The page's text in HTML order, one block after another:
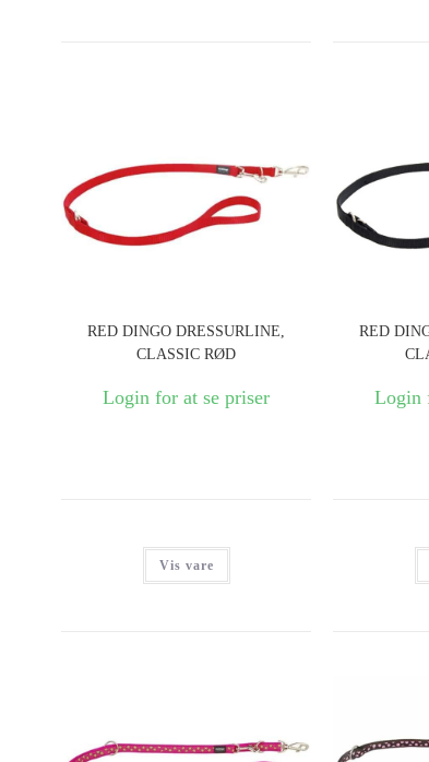
RED DINGO DRESSURLINE,
CLASSIC RØD
Login for at se priser
Vis vare
RED
Login